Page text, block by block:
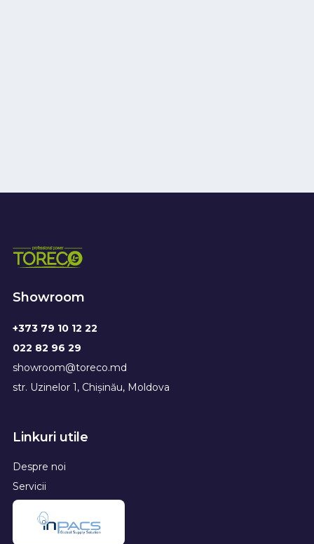
Showroom
+373 79 10 12 22
022 82 96 29
showroom@toreco.md
str. Uzinelor 1, Chișinău, Moldova
Linkuri utile
Despre noi
Servicii